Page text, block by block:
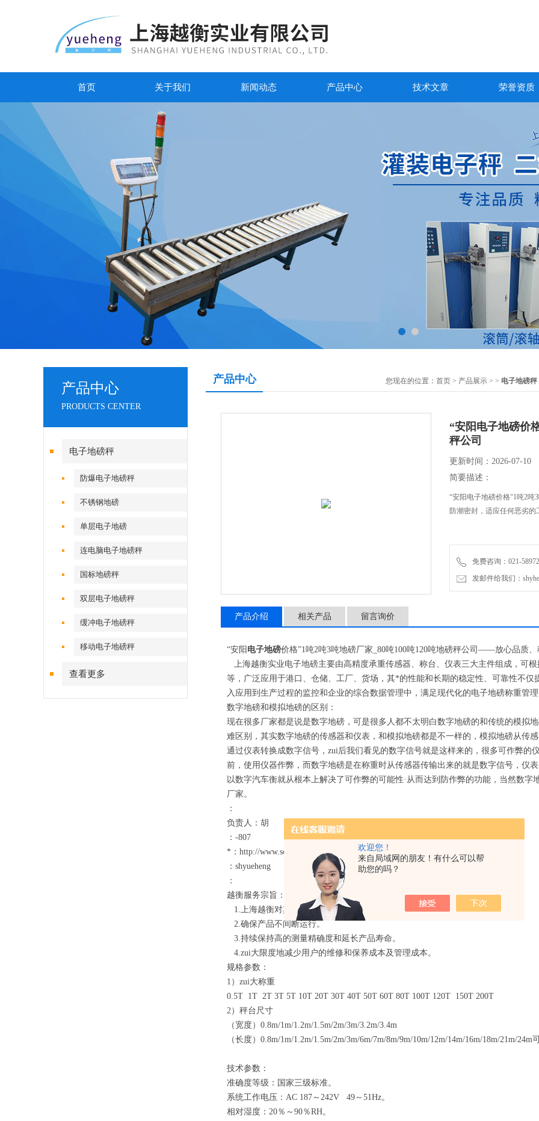
欢迎您！
来自局域网的朋友！有什么可以帮
助您的吗？
首页 关于我们 新闻动态 产品中心 技术文章 荣誉资质
产品中心
PRODUCTS CENTER
电子地磅秤
防爆电子地磅秤
不锈钢地磅
单层电子地磅
连电脑电子地磅秤
国标地磅秤
双层电子地磅秤
缓冲电子地磅秤
移动电子地磅秤
查看更多
产品中心 您现在的位置： 首页 > 产品展示 > > 电子地磅秤
“安阳电子地磅价
秤公司
更新时间：2026-07-10
简要描述：
“安阳电子地磅价格"1吨2吨
防潮密封，适应任何恶劣
免费咨询：021-
发邮件给我们：
产品介绍 相关产品 留言询价
“安阳 电子地磅价格”1吨2吨3吨地磅厂家 _80吨100吨120吨地磅秤公司 ——放心品质
上海越衡实业电子地磅主要由高精度承重传感器、称台、仪表三大主件组成，可
等，广泛应用于港口、仓储、工厂、货场，其*的性能和长期的稳定性、可靠性不
入应用到生产过程的监控和企业的综合数据管理中，满足现代化的电子地磅称重管
数字地磅和模拟地磅的区别：
现在很多厂家都是说是数字地磅，可是很多人都不太明白数字地磅的和传统的模拟
难区别，其实数字地磅的传感器和仪表，和模拟地磅都是不一样的，模拟地磅从传
通过仪表转换成数字信号，zui后我们看见的数字信号就是这样来的，很多可作弊的
前，使用仪器作弊，而数字地磅是在称重时从传感器传输出来的就是数字信号，仪
以数字汽车衡就从根本上解决了可作弊的可能性· 从而达到防作弊的功能，当然数字
厂家。
：
负责人：胡
： -807
*： http://www.scales-yh.com
： shyueheng
：
越衡服务宗旨：
1.上海越衡对其所售产品实行终身、*服务
2.确保产品不间断运行。
3.持续保持高的测量精确度和延长产品寿命。
4.zui大限度地减少用户的维修和保养成本及管理成本。
规格参数：
1） zui大称重
0.5T 1T 2T 3T 5T 10T 20T 30T 40T 50T 60T 80T 100T 120T 150T 200T
2） 秤台尺寸
（ 宽度）0.8m/1m/1.2m/1.5m/2m/3m/3.2m/3.4m
（长度）0.8m/1m/1.2m/1.5m/2m/3m/6m/7m/8m/9m/10m/12m/14m/16m/18m/21m/24m
技术参数：
准确度等级：国家三级标准。
系统工作电压： AC 187 ～ 242V 49 ～ 51Hz。
相对湿度： 20％～ 90％RH。